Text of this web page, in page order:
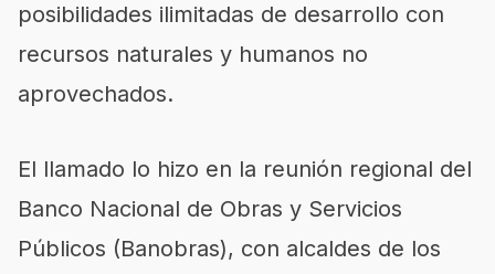
posibilidades ilimitadas de desarrollo con
recursos naturales y humanos no
aprovechados.
El llamado lo hizo en la reunión regional del
Banco Nacional de Obras y Servicios
Públicos (Banobras), con alcaldes de los